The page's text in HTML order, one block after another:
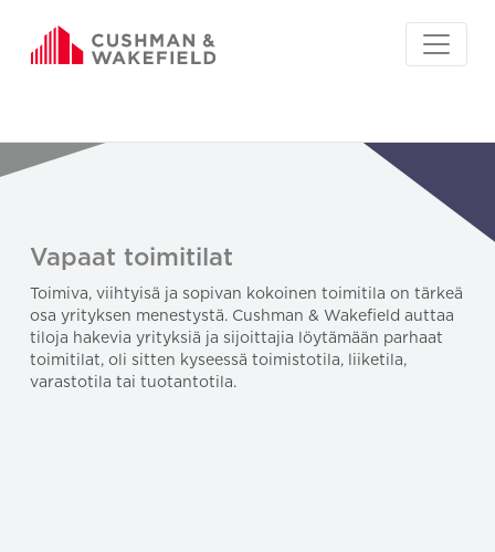
Vapaat toimitilat
Toimiva, viihtyisä ja sopivan kokoinen toimitila on tärkeä
osa yrityksen menestystä. Cushman & Wakefield auttaa
tiloja hakevia yrityksiä ja sijoittajia löytämään parhaat
toimitilat, oli sitten kyseessä toimistotila, liiketila,
varastotila tai tuotantotila.